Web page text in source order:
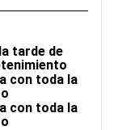
tarde de
con toda la
con toda la